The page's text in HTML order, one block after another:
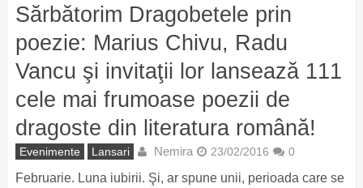
Sărbătorim Dragobetele prin
poezie: Marius Chivu, Radu
Vancu şi invitaţii lor lansează 111
cele mai frumoase poezii de
dragoste din literatura română!
Evenimente Lansari Nemira 23/02/2016 0
Februarie. Luna iubirii. Şi, ar spune unii, perioada care se